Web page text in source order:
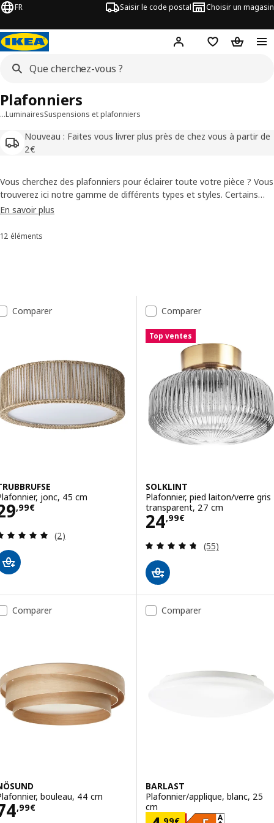
FR Saisir le code postal Choisir un magasin
Mon compteFavorisPanier
…LuminairesSuspensions et plafonniers
Nouveau : Faites vous livrer plus près de chez vous à partir de
2€
Plafonniers
Vous cherchez des plafonniers pour éclairer toute votre pièce ? Vous
trouverez ici notre gamme de différents types et styles. Certains
pendent alors que d'autres sont posés au plafond, vous permettant
En savoir plus
Trier et filtrer
12 éléments
Liste des résultats
Comparer
jonc, 45 cm
,99€
29,99€
Révision: 5 hors de 5 étoiles. Nombre total de
(2)
Comparer
Top ventes
SOLKLINT
Plafonnier, pied laiton/verre gris
transparent, 27 cm
24,99€
Prix 24,99€
Révision: 4.7
(55)
Comparer
bouleau, 44 cm
,99€
74,99€
Comparer
BARLAST
Plafonnier/applique, blanc, 25
cm